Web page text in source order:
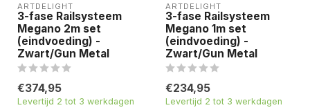
ARTDELIGHT
3-fase Railsysteem
Megano 2m set
(eindvoeding) -
Zwart/Gun Metal
€374,95
Levertijd 2 tot 3 werkdagen
ARTDELIGHT
3-fase Railsysteem
Megano 1m set
(eindvoeding) -
Zwart/Gun Metal
€234,95
Levertijd 2 tot 3 werkdagen